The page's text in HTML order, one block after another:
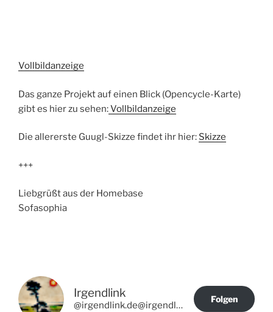
Vollbildanzeige
Das ganze Projekt auf einen Blick (Opencycle-Karte)
gibt es hier zu sehen:Vollbildanzeige
Die allererste Guugl-Skizze findet ihr hier: Skizze
+++
Liebgrüßt aus der Homebase
Sofasophia
Irgendlink
@irgendlink.de@irgendlink.de
Folgen